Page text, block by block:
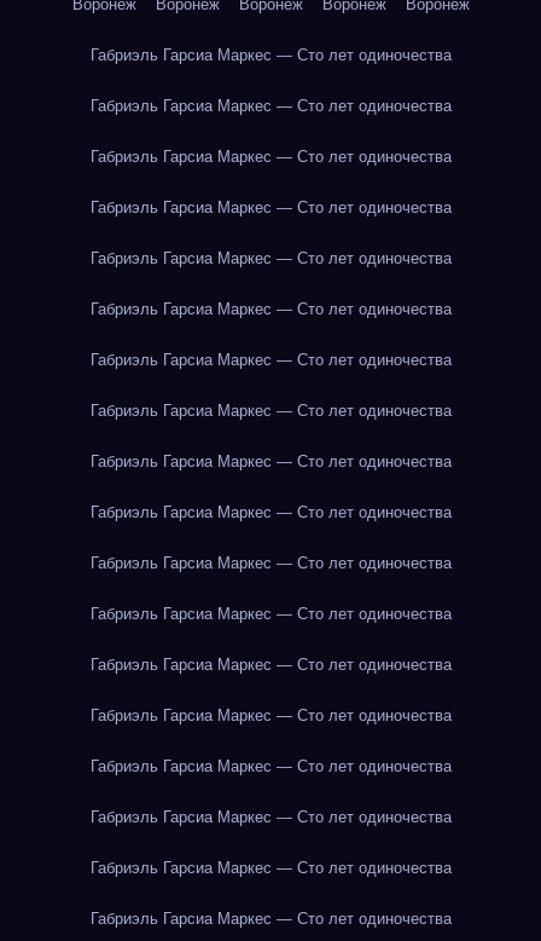
Воронеж Воронеж Воронеж Воронеж Воронеж
Габриэль Гарсиа Маркес — Сто лет одиночества
Габриэль Гарсиа Маркес — Сто лет одиночества
Габриэль Гарсиа Маркес — Сто лет одиночества
Габриэль Гарсиа Маркес — Сто лет одиночества
Габриэль Гарсиа Маркес — Сто лет одиночества
Габриэль Гарсиа Маркес — Сто лет одиночества
Габриэль Гарсиа Маркес — Сто лет одиночества
Габриэль Гарсиа Маркес — Сто лет одиночества
Габриэль Гарсиа Маркес — Сто лет одиночества
Габриэль Гарсиа Маркес — Сто лет одиночества
Габриэль Гарсиа Маркес — Сто лет одиночества
Габриэль Гарсиа Маркес — Сто лет одиночества
Габриэль Гарсиа Маркес — Сто лет одиночества
Габриэль Гарсиа Маркес — Сто лет одиночества
Габриэль Гарсиа Маркес — Сто лет одиночества
Габриэль Гарсиа Маркес — Сто лет одиночества
Габриэль Гарсиа Маркес — Сто лет одиночества
Габриэль Гарсиа Маркес — Сто лет одиночества